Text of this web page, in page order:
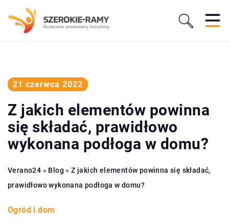
21 czerwca 2022
Z jakich elementów powinna
się składać, prawidłowo
wykonana podłoga w domu?
Verano24 » Blog »Z jakich elementów powinna się składać,
prawidłowo wykonana podłoga w domu?
Ogród i dom